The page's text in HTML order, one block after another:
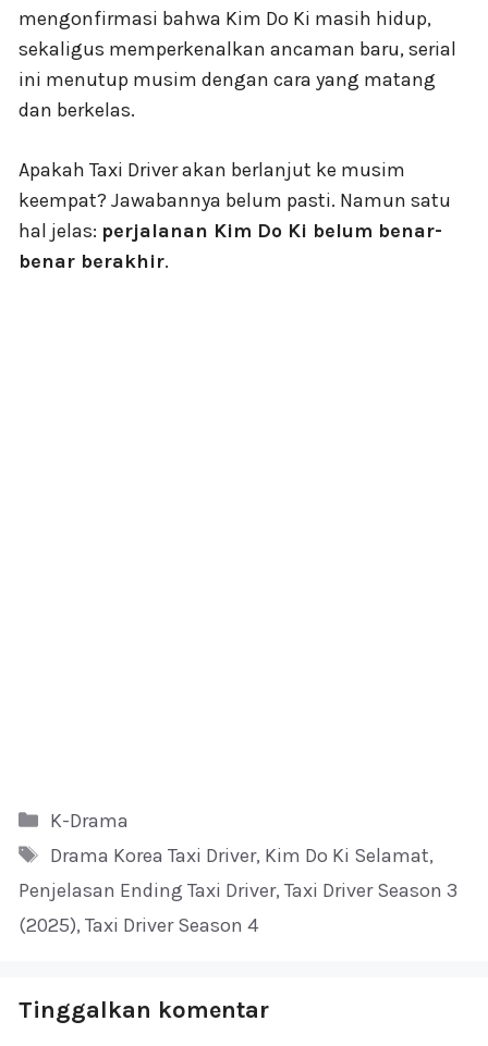
mengonfirmasi bahwa Kim Do Ki masih hidup,
sekaligus memperkenalkan ancaman baru, serial
ini menutup musim dengan cara yang matang
dan berkelas.
Apakah Taxi Driver akan berlanjut ke musim
keempat? Jawabannya belum pasti. Namun satu
hal jelas: perjalanan Kim Do Ki belum benar-
benar berakhir.
Kategori
K-Drama
Tag
Drama Korea Taxi Driver, Kim Do Ki Selamat,
Penjelasan Ending Taxi Driver, Taxi Driver Season 3
(2025), Taxi Driver Season 4
Tinggalkan komentar